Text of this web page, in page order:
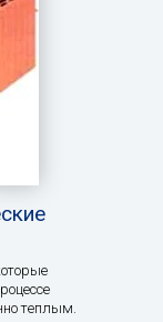
теплым.